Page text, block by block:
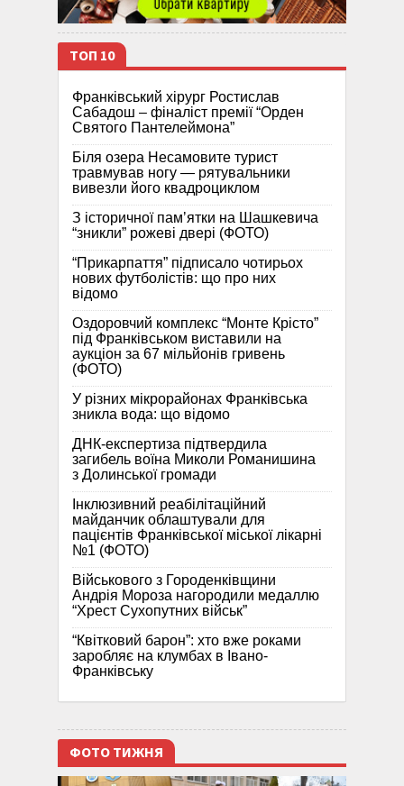
ТОП 10
Франківський хірург Ростислав
Сабадош – фіналіст премії “Орден
Святого Пантелеймона”
Біля озера Несамовите турист
травмував ногу — рятувальники
вивезли його квадроциклом
З історичної памʼятки на Шашкевича
“зникли” рожеві двері (ФОТО)
“Прикарпаття” підписало чотирьох
нових футболістів: що про них
відомо
Оздоровчий комплекс “Монте Крісто”
під Франківськом виставили на
аукціон за 67 мільйонів гривень
(ФОТО)
У різних мікрорайонах Франківська
зникла вода: що відомо
ДНК-експертиза підтвердила
загибель воїна Миколи Романишина
з Долинської громади
Інклюзивний реабілітаційний
майданчик облаштували для
пацієнтів Франківської міської лікарні
№1 (ФОТО)
Військового з Городенківщини
Андрія Мороза нагородили медаллю
“Хрест Сухопутних військ”
“Квітковий барон”: хто вже роками
заробляє на клумбах в Івано-
Франківську
ФОТО ТИЖНЯ